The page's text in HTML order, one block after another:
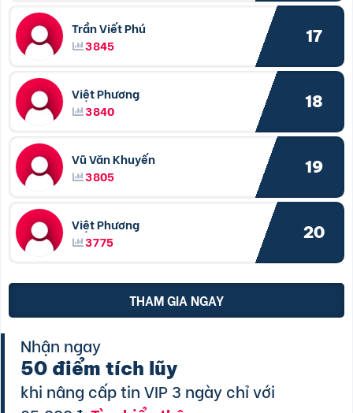
Trần Viết Phú
3845
17
Việt Phương
3840
18
Vũ Văn Khuyến
3805
19
Việt Phương
3775
20
THAM GIA NGAY
Nhận ngay
50 điểm tích lũy
khi nâng cấp tin VIP 3 ngày chỉ với